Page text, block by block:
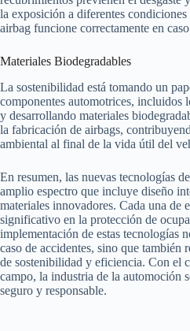
la exposición a diferentes
airbag funcione correctamente en
Materiales Biodegradables
La sostenibilidad está tomando un
componentes automotrices, incluidos
y desarrollando materiales
la fabricación de airbags,
ambiental al final de la vida útil del
En resumen, las nuevas tecnologías
amplio espectro que incluye diseño
materiales innovadores. Cada una de
significativo en la protección de
implementación de estas tecnologías
caso de accidentes, sino que también
de sostenibilidad y eficiencia. Con el
campo, la industria de la automoción
seguro y responsable.